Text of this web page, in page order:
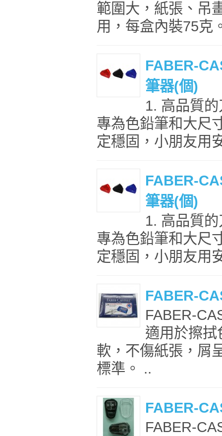
範圍大，紙張、吊
用，每盒內裝75克
FABER-
筆器(個)
1. 高品質
專為色鉛筆和大尺
定穩固，小朋友用
FABER-
筆器(個)
1. 高品質
專為色鉛筆和大尺
定穩固，小朋友用
FABER-
FABER-
適用於擦拭
軟，不傷紙張，屑
標準。 ..
FABER-
FABER-